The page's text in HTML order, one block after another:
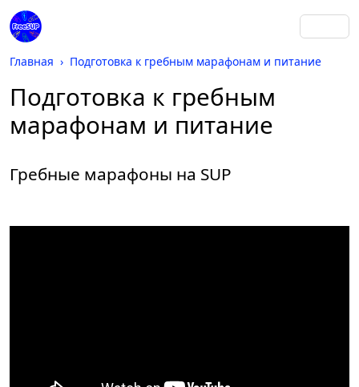
Главная Подготовка к гребным марафонам и питание
Подготовка к гребным
марафонам и питание
Гребные марафоны на SUP